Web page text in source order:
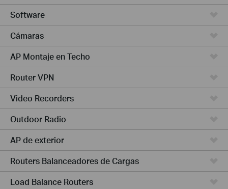
Software
Cámaras
AP Montaje en Techo
Router VPN
Video Recorders
Outdoor Radio
AP de exterior
Routers Balanceadores de Cargas
Load Balance Routers